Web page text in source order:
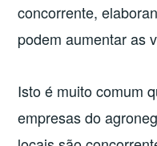
concorrente,
podem aumentar as
Isto é muito comum
empresas do